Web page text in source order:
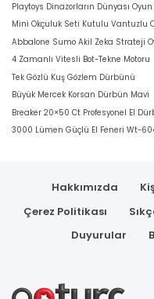
Playtoys Dinazorların Dünyası
Mini Okçuluk Seti Kutulu Vantuzlu
Abbalone Sumo Akil Zeka Strateji
4 Zamanlı Vitesli Bot-Tekne Motoru
Tek Gözlü Kuş Gözlem Dürbünü
Büyük Mercek Korsan Dürbün Mavi
Breaker 20×50 Ct Profesyonel El
3000 Lümen Güçlü El Feneri Wt-
Hakkımızda
Çerez Politikası
Duyurular